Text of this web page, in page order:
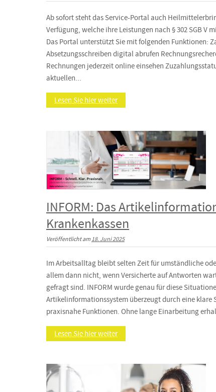
Ab sofort steht das Service-Portal auch
Verfügung, welche ihre Leistungen nach § 302 SGB V
Das Portal unterstützt Sie mit folgenden Funktionen:
Absetzungsschreiben digital abrufen
Rechnungen jederzeit online einsehen
aktuellen...
Lesen Sie hier weiter
INFORM: Das
Krankenkassen
Veröffentlicht am18. Juni 2025
Im Arbeitsalltag bleibt selten Zeit für umständliche
allem dann nicht, wenn Versicherte auf Antworten
gefragt sind. INFORM wurde genau für diese
Artikelinformationssystem überzeugt durch eine
praxisnahe Funktionen. Ohne lange Einarbeitung
Lesen Sie hier weiter